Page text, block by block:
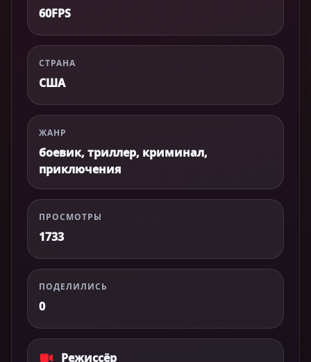
60FPS
СТРАНА
США
ЖАНР
боевик, триллер, криминал,
приключения
ПРОСМОТРЫ
1733
ПОДЕЛИЛИСЬ
0
Режиссёр